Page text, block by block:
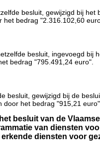
besluit, gewijzigd bij
het bedrag "2.316.102,60
besluit, ingevoegd
bedrag "795.491,24 euro".
besluit, gewijzigd bij de
door het bedrag "915,21
besluit van de
van diensten
diensten voor